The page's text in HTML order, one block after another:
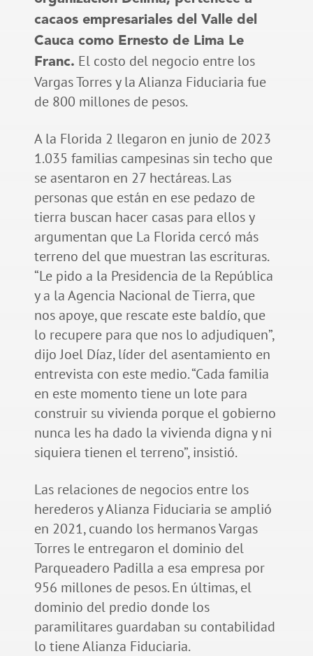
cacaos empresariales del Valle del
Cauca como Ernesto de Lima Le
Franc. El costo del negocio entre los
Vargas Torres y la Alianza Fiduciaria fue
de 800 millones de pesos.
A la Florida 2 llegaron en junio de 2023
1.035 familias campesinas sin techo que
se asentaron en 27 hectáreas. Las
personas que están en ese pedazo de
tierra buscan hacer casas para ellos y
argumentan que La Florida cercó más
terreno del que muestran las escrituras.
“Le pido a la Presidencia de la República
y a la Agencia Nacional de Tierra, que
nos apoye, que rescate este baldío, que
lo recupere para que nos lo adjudiquen”,
dijo Joel Díaz, líder del asentamiento en
entrevista con este medio. “Cada familia
en este momento tiene un lote para
construir su vivienda porque el gobierno
nunca les ha dado la vivienda digna y ni
siquiera tienen el terreno”, insistió.
Las relaciones de negocios entre los
herederos y Alianza Fiduciaria se amplió
en 2021, cuando los hermanos Vargas
Torres le entregaron el dominio del
Parqueadero Padilla a esa empresa por
956 millones de pesos. En últimas, el
dominio del predio donde los
paramilitares guardaban su contabilidad
lo tiene Alianza Fiduciaria.